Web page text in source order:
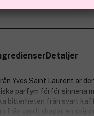
Detaljer
Yves Saint Laurent är
parfym förför sinnena
bitterheten från svart
från vanilj skapar en